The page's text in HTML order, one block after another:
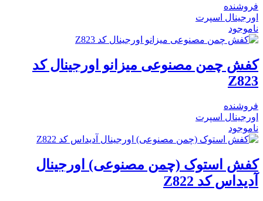
فروشنده
اورجینال اسپرت
ناموجود
کفش چمن مصنوعی میزانو اورجینال کد
Z823
فروشنده
اورجینال اسپرت
ناموجود
کفش استوک (چمن مصنوعی) اورجینال
آدیداس کد Z822